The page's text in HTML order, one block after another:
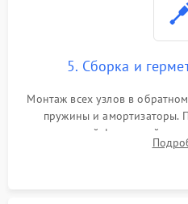
5. Сборка и
Монтаж всех узлов в
пружины и амортизаторы.
надежной фиксацией
герметиком для